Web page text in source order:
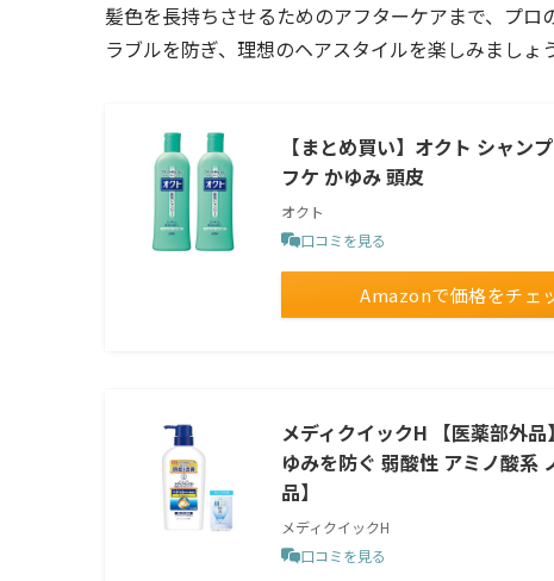
髪色を長持ちさせるためのアフターケアまで、プ
ラブルを防ぎ、理想のヘアスタイルを楽しみましょう
【まとめ買い】オクト シャ
フケ かゆみ 頭皮
オクト
口コミを見る
Amazonで価格をチェ
メディクイックH 【医薬部外
ゆみを防ぐ 弱酸性 アミノ酸
品】
メディクイックH
口コミを見る